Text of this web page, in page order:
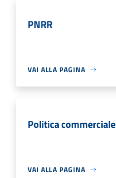
PNRR
VAI ALLA PAGINA
Politica commerciale
VAI ALLA PAGINA